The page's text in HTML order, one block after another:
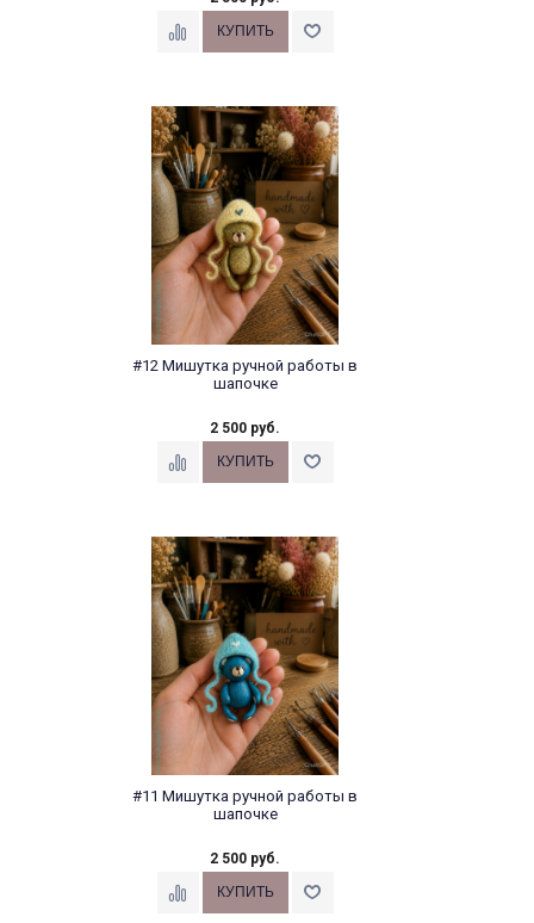
#12 Мишутка ручной работы в
шапочке
2 500 руб.
#11 Мишутка ручной работы в
шапочке
2 500 руб.